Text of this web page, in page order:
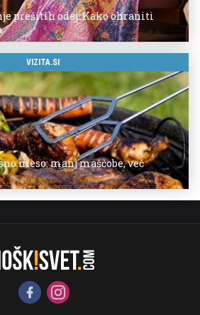
prešitih odej: Kako ohraniti
VIZITA.SI
meso: manj maščobe, več